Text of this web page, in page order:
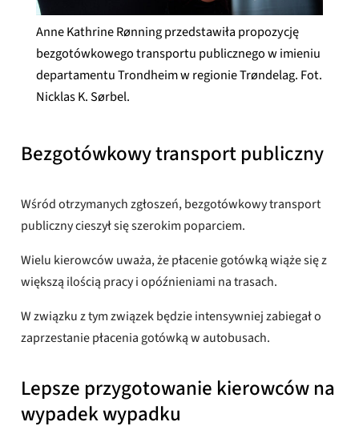
Anne Kathrine Rønning przedstawiła propozycję
bezgotówkowego transportu publicznego w imieniu
departamentu Trondheim w regionie Trøndelag. Fot.
Nicklas K. Sørbel.
Bezgotówkowy transport publiczny
Wśród otrzymanych zgłoszeń, bezgotówkowy transport
publiczny cieszył się szerokim poparciem.
Wielu kierowców uważa, że ​​płacenie gotówką wiąże się z
większą ilością pracy i opóźnieniami na trasach.
W związku z tym związek będzie intensywniej zabiegał o
zaprzestanie płacenia gotówką w autobusach.
Lepsze przygotowanie kierowców na
wypadek wypadku